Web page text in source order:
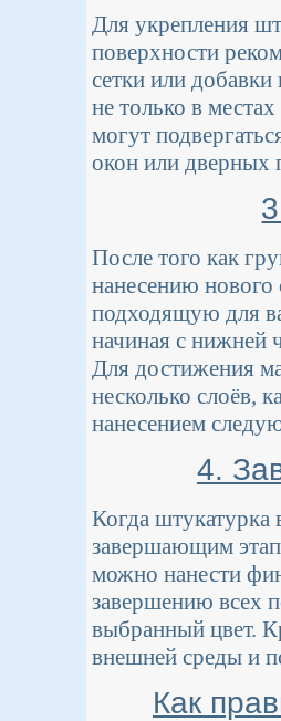
Для укрепления
поверхности
сетки или
не только в
могут
окон или дверных
После того как
нанесению
подходящую для
начиная с нижней
Для достижения
несколько слоёв,
нанесением
4.
Когда штукатурка
завершающим
можно нанести
завершению всех
выбранный цвет.
внешней среды и
Как